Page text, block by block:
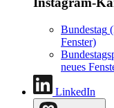
Bundestag
Fenster)
neues
LinkedIn